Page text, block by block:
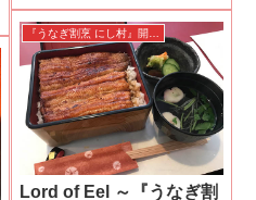
『うなぎ割烹 にし村』開店ドキュメント
Lord of Eel ～『うなぎ割